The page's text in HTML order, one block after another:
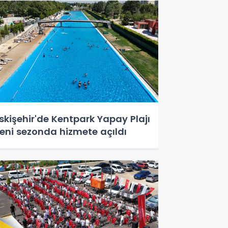
Kentpark Yapay Plajı
sezonda hizmete açıldı